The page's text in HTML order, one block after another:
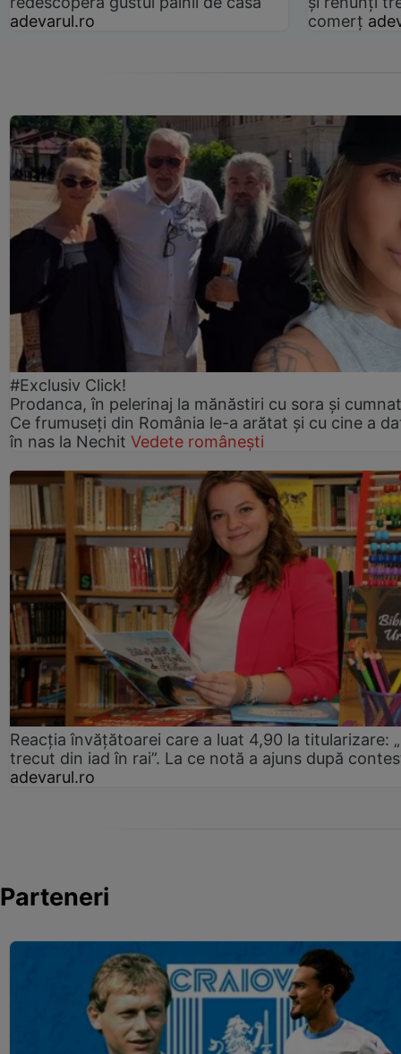
adevarul.ro
comerț
#Exclusiv Click!
Prodanca, în pelerinaj la mănăstiri cu sora și
Ce frumuseți din România le-a arătat și cu cine a
în nas la Nechit Vedete românești
Reacția învățătoarei care a luat 4,90 la titularizare:
trecut din iad în rai”. La ce notă a ajuns după
adevarul.ro
Parteneri